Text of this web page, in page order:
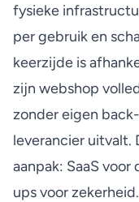
fysieke
per gebruik en
keerzijde is
zijn webshop
zonder eigen
leverancier uitvalt.
aanpak: SaaS
ups voor zekerheid.